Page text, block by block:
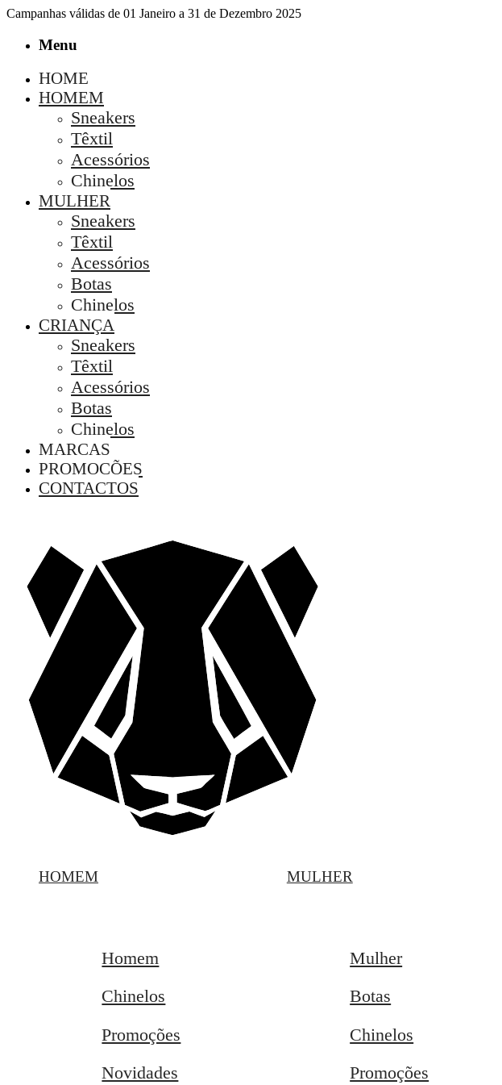
Campanhas válidas de 01 Janeiro a 31 de Dezembro 2025
Menu
HOME
HOMEM
Sneakers
Têxtil
Acessórios
Chinelos
MULHER
Sneakers
Têxtil
Acessórios
Botas
Chinelos
CRIANÇA
Sneakers
Têxtil
Acessórios
Botas
Chinelos
MARCAS
PROMOÇÕES
CONTACTOS
HOMEM
Homem
Chinelos
Promoções
Novidades
MULHER
Mulher
Botas
Chinelos
Promoções